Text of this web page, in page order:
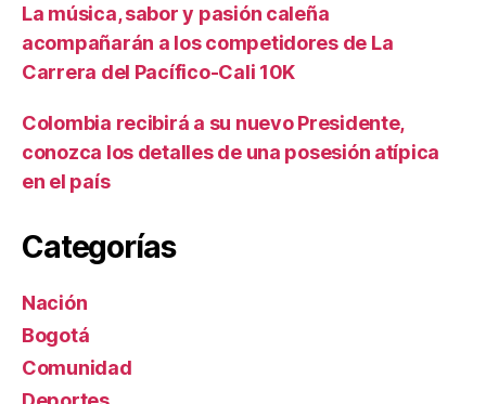
La música, sabor y pasión caleña
acompañarán a los competidores de La
Carrera del Pacífico-Cali 10K
Colombia recibirá a su nuevo Presidente,
conozca los detalles de una posesión atípica
en el país
Categorías
Nación
Bogotá
Comunidad